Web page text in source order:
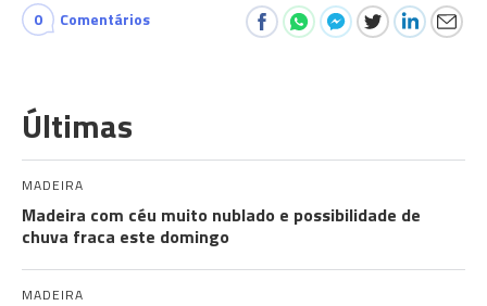
0 Comentários
Últimas
MADEIRA
Madeira com céu muito nublado e possibilidade de
chuva fraca este domingo
MADEIRA